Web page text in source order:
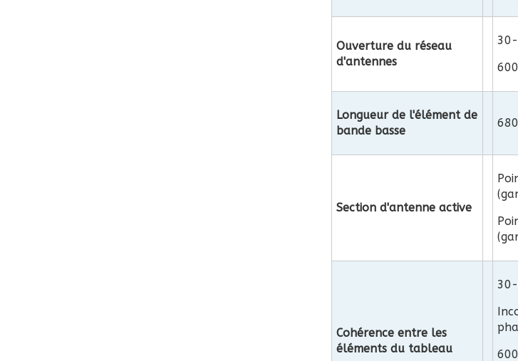
Ouverture du réseau
d'antennes
Longueur de l'élément de
bande basse
Section d'antenne active
Cohérence entre les
éléments du tableau